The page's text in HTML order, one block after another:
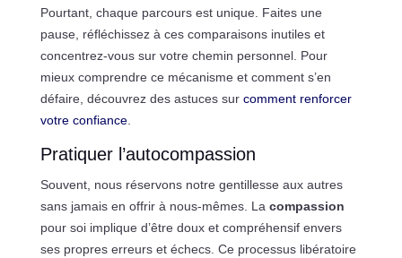
Pourtant, chaque parcours est unique. Faites une
pause, réfléchissez à ces comparaisons inutiles et
concentrez-vous sur votre chemin personnel. Pour
mieux comprendre ce mécanisme et comment s’en
défaire, découvrez des astuces sur comment renforcer
votre confiance.
Pratiquer l’autocompassion
Souvent, nous réservons notre gentillesse aux autres
sans jamais en offrir à nous-mêmes. La compassion
pour soi implique d’être doux et compréhensif envers
ses propres erreurs et échecs. Ce processus libératoire